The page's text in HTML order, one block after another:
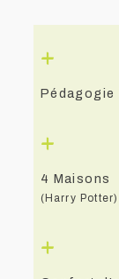
+
Pédagogie
+
4 Maisons
(Harry Potter)
+